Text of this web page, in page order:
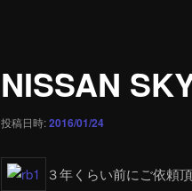
NISSAN
投稿日時:2016/01/24
３年くらい前にご依頼